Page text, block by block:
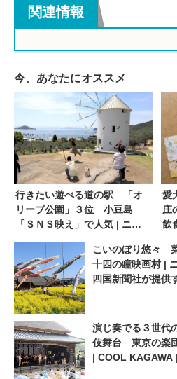
関連情報
今、あなたにオススメ
行きたい遊べる道の駅 「オ
リーブ公園」３位 小豆島
「ＳＮＳ映え」で人気 | ニュ
新聞社が提供する香川の観光
情報サイト
愛
庄
飲
報
こいのぼり悠々
十四の瞳映画村 |
四国新聞社が提供
演じ奏でる３世
伎舞台 東京の楽
| COOL KAGAWA